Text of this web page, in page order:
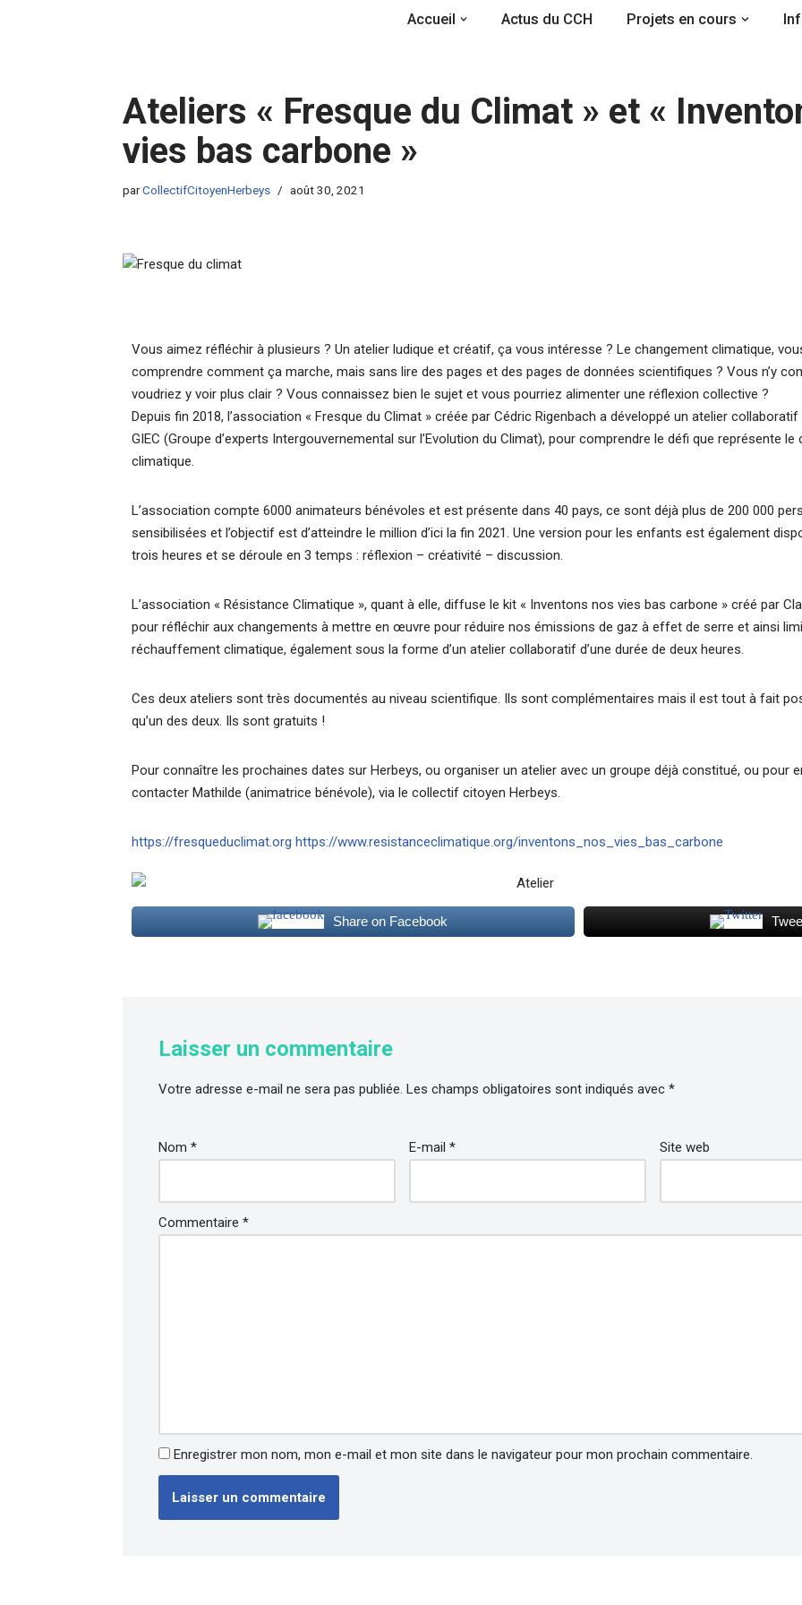
Accueil Actus du CCH Projets en cours
Ateliers « Fresque du Climat » et «
vies bas carbone »
parCollectifCitoyenHerbeys août 30, 2021
Vous aimez réfléchir à plusieurs ? Un atelier ludique et créatif, ça vous intéresse ? Le changement climatique,
comprendre comment ça marche, mais sans lire des pages et des pages de données scientifiques ? Vous n’y
voudriez y voir plus clair ? Vous connaissez bien le sujet et vous pourriez alimenter une réflexion collective ?
Depuis fin 2018, l’association « Fresque du Climat » créée par Cédric Rigenbach a développé un atelier
GIEC (Groupe d’experts Intergouvernemental sur l’Evolution du Climat), pour comprendre le défi que représente le
climatique.
L’association compte 6000 animateurs bénévoles et est présente dans 40 pays, ce sont déjà plus de 200 000
sensibilisées et l’objectif est d’atteindre le million d’ici la fin 2021. Une version pour les enfants est également
trois heures et se déroule en 3 temps : réflexion – créativité – discussion.
L’association « Résistance Climatique », quant à elle, diffuse le kit « Inventons nos vies bas carbone » créé par
pour réfléchir aux changements à mettre en œuvre pour réduire nos émissions de gaz à effet de serre et ainsi
réchauffement climatique, également sous la forme d’un atelier collaboratif d’une durée de deux heures.
Ces deux ateliers sont très documentés au niveau scientifique. Ils sont complémentaires mais il est tout à fait
qu’un des deux. Ils sont gratuits !
Pour connaître les prochaines dates sur Herbeys, ou organiser un atelier avec un groupe déjà constitué, ou pour
contacter Mathilde (animatrice bénévole), via le collectif citoyen Herbeys.
https://fresqueduclimat.org https://www.resistanceclimatique.org/inventons_nos_vies_bas_carbone
Share on Facebook
Laisser un commentaire
Votre adresse e-mail ne sera pas publiée. Les champs obligatoires sont indiqués avec *
Nom * E-mail * Site web
Commentaire *
Enregistrer mon nom, mon e-mail et mon site dans le navigateur pour mon prochain commentaire.